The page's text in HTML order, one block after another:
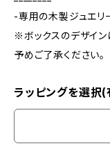
-専用の木製ジュエリ
※ボックスのデザイン
予めご了承ください。
ラッピングを選択